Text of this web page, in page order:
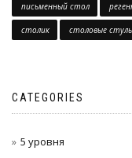
письменный стол
столик столовые
CATEGORIES
5 уровня